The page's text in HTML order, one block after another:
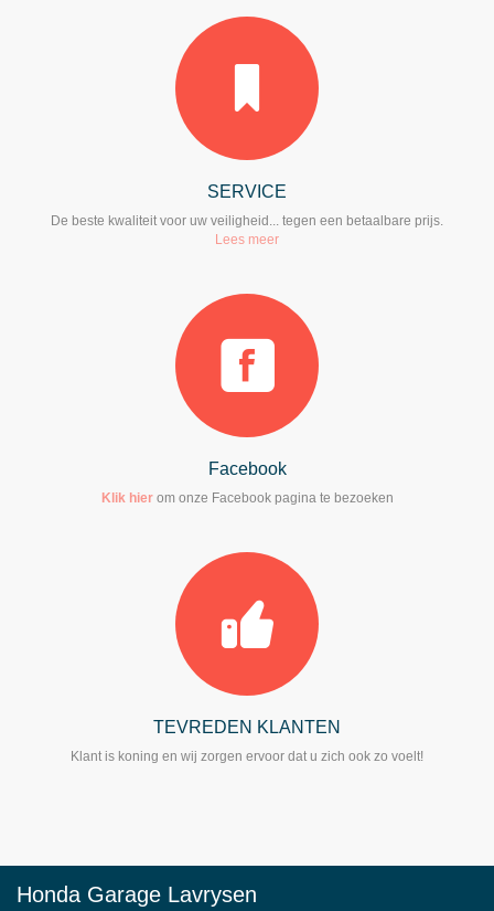
SERVICE
De beste kwaliteit voor uw veiligheid... tegen een betaalbare prijs.
Lees meer
Facebook
Klik hierom onze Facebook pagina te bezoeken
TEVREDEN KLANTEN
Klant is koning en wij zorgen ervoor dat u zich ook zo voelt!
Honda Garage Lavrysen